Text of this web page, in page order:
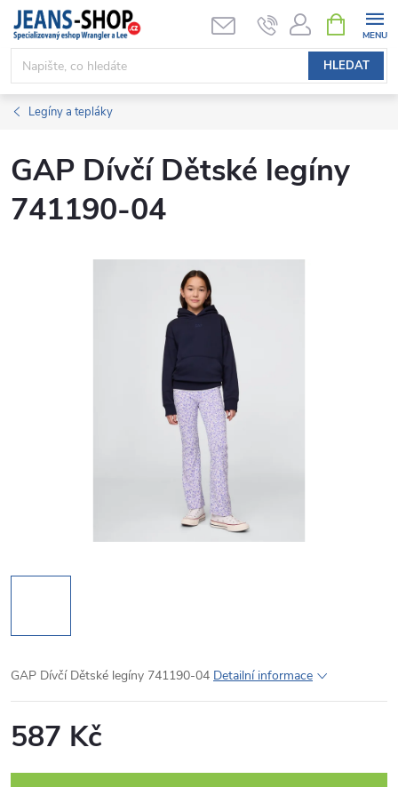
Přejít
obsah
HLEDAT
NÁKUPNÍ
KOŠÍK
Legíny a tepláky
GAP Dívčí Dětské legíny
741190-04
GAP Dívčí Dětské legíny 741190-04 Detailní informace
587 Kč